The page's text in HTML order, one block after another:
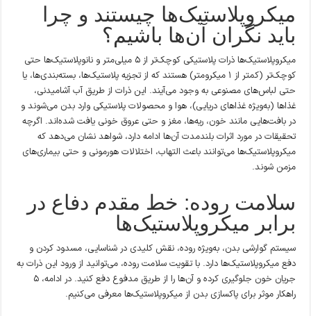
میکروپلاستیک‌ها چیستند و چرا
باید نگران آن‌ها باشیم؟
میکروپلاستیک‌ها ذرات پلاستیکی کوچک‌تر از ۵ میلی‌متر و نانوپلاستیک‌ها حتی
کوچک‌تر (کمتر از ۱ میکرومتر) هستند که از تجزیه پلاستیک‌ها، بسته‌بندی‌ها، یا
حتی لباس‌های مصنوعی به وجود می‌آیند. این ذرات از طریق آب آشامیدنی،
غذاها (به‌ویژه غذاهای دریایی)، هوا و محصولات پلاستیکی وارد بدن می‌شوند و
در بافت‌هایی مانند خون، ریه‌ها، مغز و حتی عروق خونی یافت شده‌اند. اگرچه
تحقیقات در مورد اثرات بلندمدت آن‌ها ادامه دارد، شواهد نشان می‌دهد که
میکروپلاستیک‌ها می‌توانند باعث التهاب، اختلالات هورمونی و حتی بیماری‌های
مزمن شوند.
سلامت روده: خط مقدم دفاع در
برابر میکروپلاستیک‌ها
سیستم گوارشی بدن، به‌ویژه روده، نقش کلیدی در شناسایی، مسدود کردن و
دفع میکروپلاستیک‌ها دارد. با تقویت سلامت روده، می‌توانید از ورود این ذرات به
جریان خون جلوگیری کرده و آن‌ها را از طریق مدفوع دفع کنید. در ادامه، ۵
راهکار موثر برای پاکسازی بدن از میکروپلاستیک‌ها معرفی می‌کنیم.